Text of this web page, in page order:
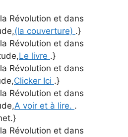
Révolution et dans
(la couverture) .}
Révolution et dans
Le livre .}
Révolution et dans
Clicker Ici .}
Révolution et dans
A voir et à lire. .
Révolution et dans